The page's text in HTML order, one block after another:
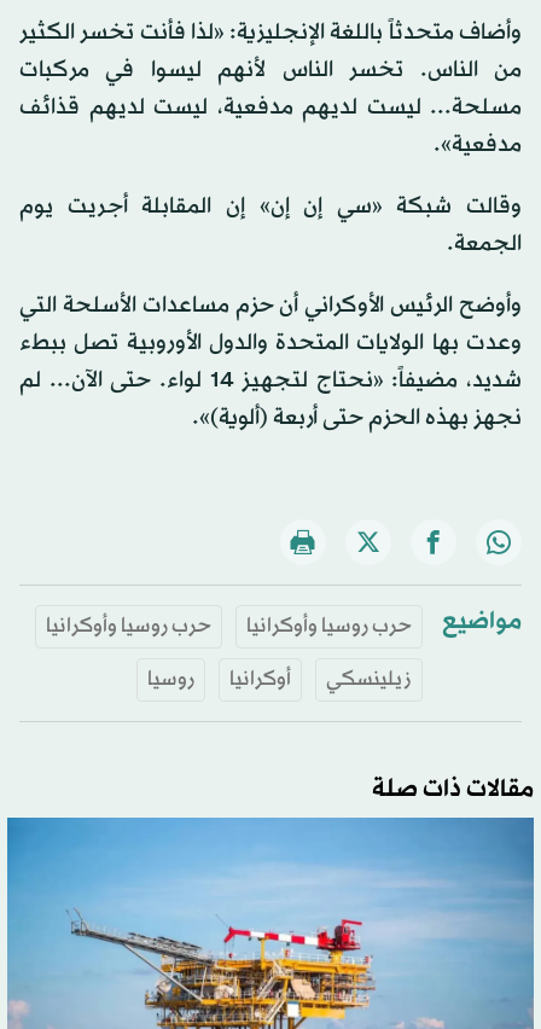
وأضاف متحدثاً باللغة الإنجليزية: «لذا فأنت تخسر الكثير
من الناس. تخسر الناس لأنهم ليسوا في مركبات
مسلحة... ليست لديهم مدفعية، ليست لديهم قذائف
مدفعية».
وقالت شبكة «سي إن إن» إن المقابلة أجريت يوم
الجمعة.
وأوضح الرئيس الأوكراني أن حزم مساعدات الأسلحة التي
وعدت بها الولايات المتحدة والدول الأوروبية تصل ببطء
شديد، مضيفاً: «نحتاج لتجهيز 14 لواء. حتى الآن... لم
نجهز بهذه الحزم حتى أربعة (ألوية)».
مواضيع حرب روسيا وأوكرانيا
حرب روسيا وأوكرانيا
زيلينسكي
أوكرانيا روسيا
مقالات ذات صلة